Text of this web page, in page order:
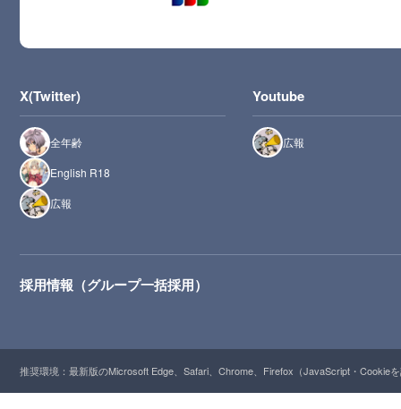
X(Twitter)
全年齢
English R18
広報
Youtube
広報
採用情報（グループ一括採用）
推奨環境：最新版のMicrosoft Edge、Safari、Chrome、Firefox（JavaScript・Cookie